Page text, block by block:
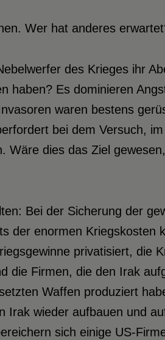
Wer hat anderes
des Krieges ihr
haben? Es dominieren
waren bestens
bei dem Versuch,
Wäre dies das Ziel
Bei der Sicherung der
der enormen Kriegskosten
privatisiert, die
die Firmen, die den Irak
Waffen produziert
Irak wieder aufbauen und
sich einige US-